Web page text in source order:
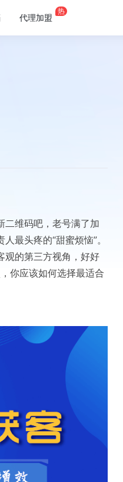
代理加盟
热
二维码吧，老号满了加
最头疼的“甜蜜烦恼”。
观的第三方视角，好好
你应该如何选择最适合